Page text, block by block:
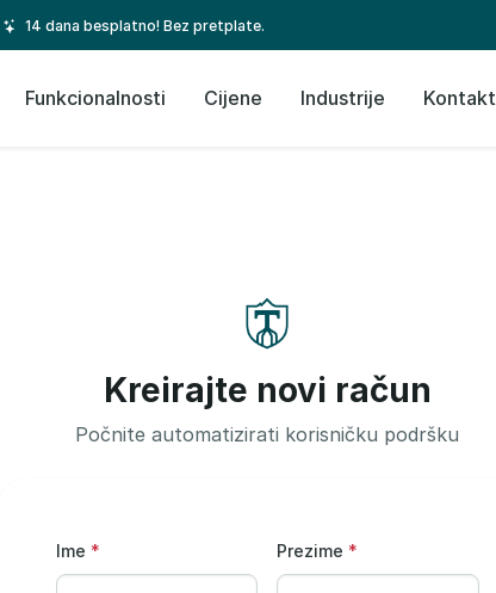
14 dana besplatno! Bez pretplate.
Funkcionalnosti Cijene Industrije Kontakt
Kreirajte novi račun
Počnite automatizirati korisničku podršku
Ime * Prezime *